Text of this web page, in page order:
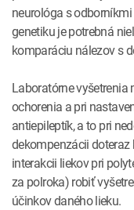
neurológa s
genetiku je potrebná
komparáciu nálezov s
Laboratórne vyšetrenia
ochorenia a pri
antiepileptík, a to pri
dekompenzácii
interakcii liekov pri
za polroka) robiť
účinkov daného lieku.